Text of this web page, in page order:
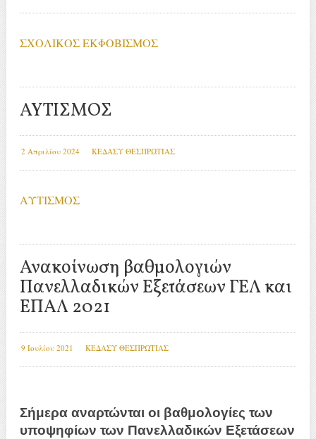
ΣΧΟΛΙΚΟΣ ΕΚΦΟΒΙΣΜΟΣ
ΑΥΤΙΣΜΟΣ
2 Απριλίου 2024 ΚΕΔΑΣΥ ΘΕΣΠΡΩΤΙΑΣ
ΑΥΤΙΣΜΟΣ
Ανακοίνωση βαθμολογιών
Πανελλαδικών Εξετάσεων ΓΕΛ και
ΕΠΑΛ 2021
9 Ιουλίου 2021 ΚΕΔΑΣΥ ΘΕΣΠΡΩΤΙΑΣ
Σήμερα αναρτώνται οι βαθμολογίες των
υποψηφίων των Πανελλαδικών Εξετάσεων